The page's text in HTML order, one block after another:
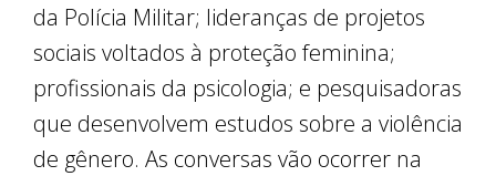
da Polícia Militar; lideranças de projetos
sociais voltados à proteção feminina;
profissionais da psicologia; e pesquisadoras
que desenvolvem estudos sobre a violência
de gênero. As conversas vão ocorrer na